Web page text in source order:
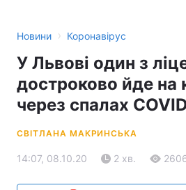
Новини › Коронавірус
У Львові один з
достроково йде на
через спалах
СВІТЛАНА МАКРИНСЬКА
14:07, 08.10.20 2 хв.